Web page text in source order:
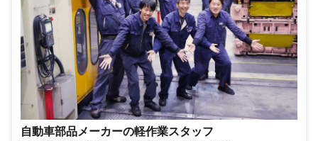
自動車部品メーカーの軽作業スタッフ